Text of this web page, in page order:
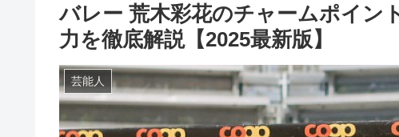
バレー 荒木彩花のチャームポイン
力を徹底解説【2025最新版】
芸能人